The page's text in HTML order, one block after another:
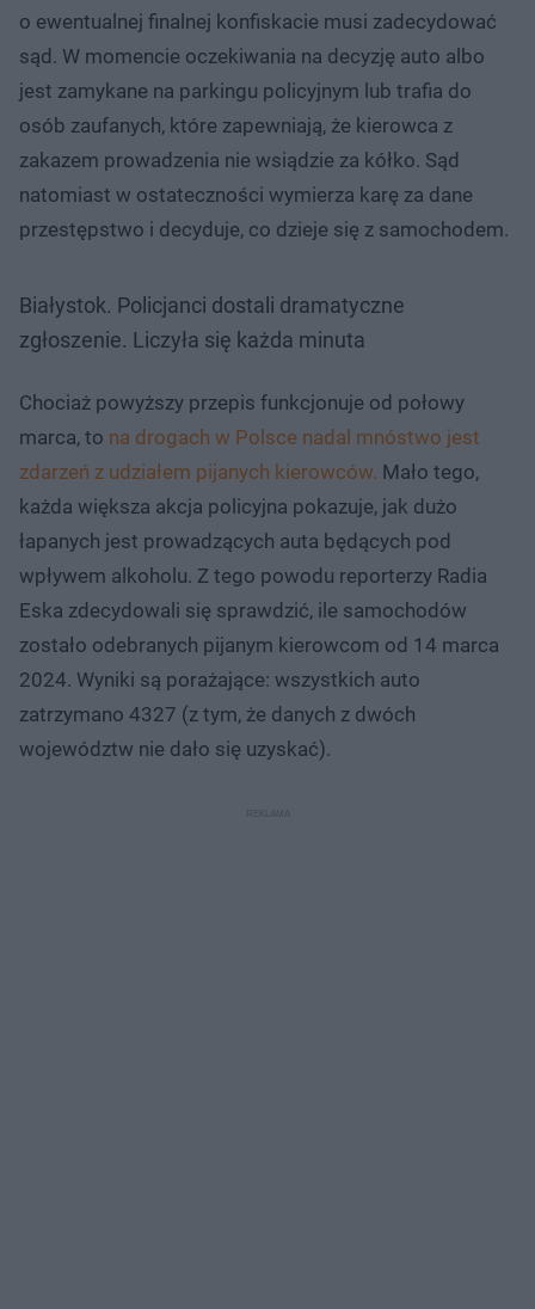
o ewentualnej finalnej konfiskacie musi zadecydować
sąd. W momencie oczekiwania na decyzję auto albo
jest zamykane na parkingu policyjnym lub trafia do
osób zaufanych, które zapewniają, że kierowca z
zakazem prowadzenia nie wsiądzie za kółko. Sąd
natomiast w ostateczności wymierza karę za dane
przestępstwo i decyduje, co dzieje się z samochodem.
Białystok. Policjanci dostali dramatyczne
zgłoszenie. Liczyła się każda minuta
Chociaż powyższy przepis funkcjonuje od połowy
marca, to na drogach w Polsce nadal mnóstwo jest
zdarzeń z udziałem pijanych kierowców. Mało tego,
każda większa akcja policyjna pokazuje, jak dużo
łapanych jest prowadzących auta będących pod
wpływem alkoholu. Z tego powodu reporterzy Radia
Eska zdecydowali się sprawdzić, ile samochodów
zostało odebranych pijanym kierowcom od 14 marca
2024. Wyniki są porażające: wszystkich auto
zatrzymano 4327 (z tym, że danych z dwóch
województw nie dało się uzyskać).